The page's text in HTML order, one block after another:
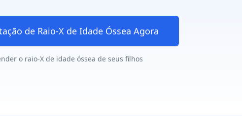
de Raio-X de Idade Óssea Agora
o raio-X de idade óssea de seus filhos